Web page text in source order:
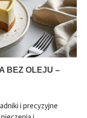
BEZ OLEJU –
i precyzyjne